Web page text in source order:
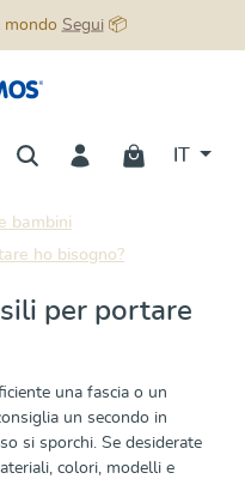
mondo Segui📦
bambini
ho bisogno?
per portare
una fascia o un
un secondo in
si sporchi. Se desiderate
colori, modelli e